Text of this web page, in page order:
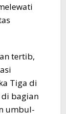
tertib,
Tiga di
bagian
umbul-